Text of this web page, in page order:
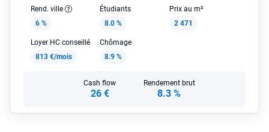
Rend. ville
6 %
Étudiants
8.0 %
Prix au m²
2 471
Loyer HC conseillé
813 €/mois
Chômage
8.9 %
Cash flow
26 €
Rendement brut
8.3 %